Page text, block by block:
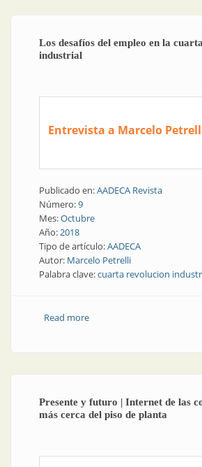
Los desafíos del empleo en la
industrial
Entrevista a Marcelo
Publicado en:AADECA Revista
Número:9
Mes:Octubre
Año:2018
Tipo de artículo:AADECA
Autor: Marcelo Petrelli
Palabra clave:cuarta revolucion
Read moreabout Los desafíos del
Presente y futuro | Internet de las
más cerca del piso de planta